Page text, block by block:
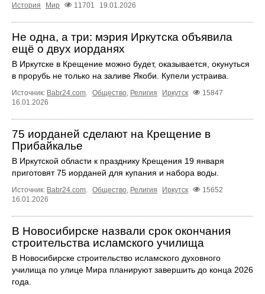
История
Мир 11701 19.01.2026
Не одна, а три: мэрия Иркутска объявила
ещё о двух иорданях
В Иркутске в Крещение можно будет, оказывается, окунуться
в прорубь не только на заливе Якоби. Купели устраива.
Источник: Babr24.com. Общество, Религия Иркутск
15847
16.01.2026
75 иорданей сделают на Крещение в
Прибайкалье
В Иркутской области к празднику Крещения 19 января
приготовят 75 иорданей для купания и набора воды.
Источник: Babr24.com. Общество, Религия Иркутск
15652
16.01.2026
В Новосибирске назвали срок окончания
строительства исламского училища
В Новосибирске строительство исламского духовного
училища по улице Мира планируют завершить до конца 2026
года.